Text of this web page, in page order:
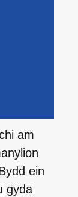
am
ein
gyda